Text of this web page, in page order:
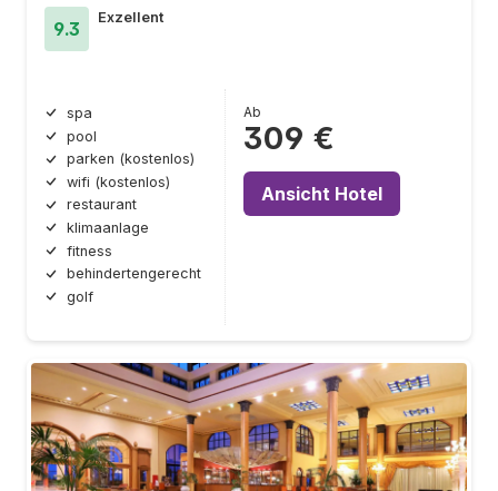
9.3
Exzellent
spa
pool
parken (kostenlos)
wifi (kostenlos)
restaurant
klimaanlage
fitness
behindertengerecht
golf
Ab
309 €
Ansicht Hotel